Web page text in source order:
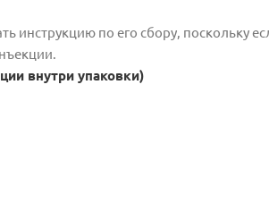
инструкцию по его сбору, поскольку
внутри упаковки)